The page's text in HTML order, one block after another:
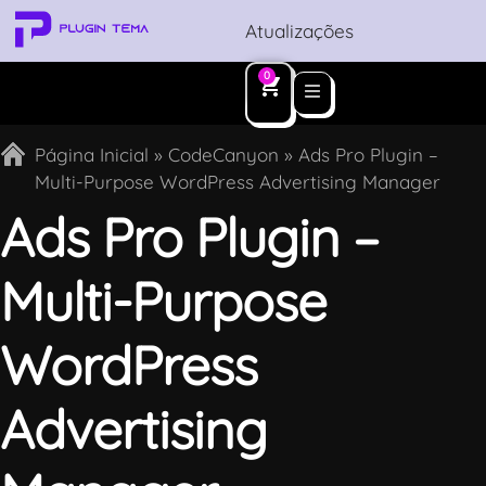
Atualizações
0
Página Inicial » CodeCanyon » Ads Pro Plugin –
Multi-Purpose WordPress Advertising Manager
Ads Pro Plugin –
Multi-Purpose
WordPress
Advertising